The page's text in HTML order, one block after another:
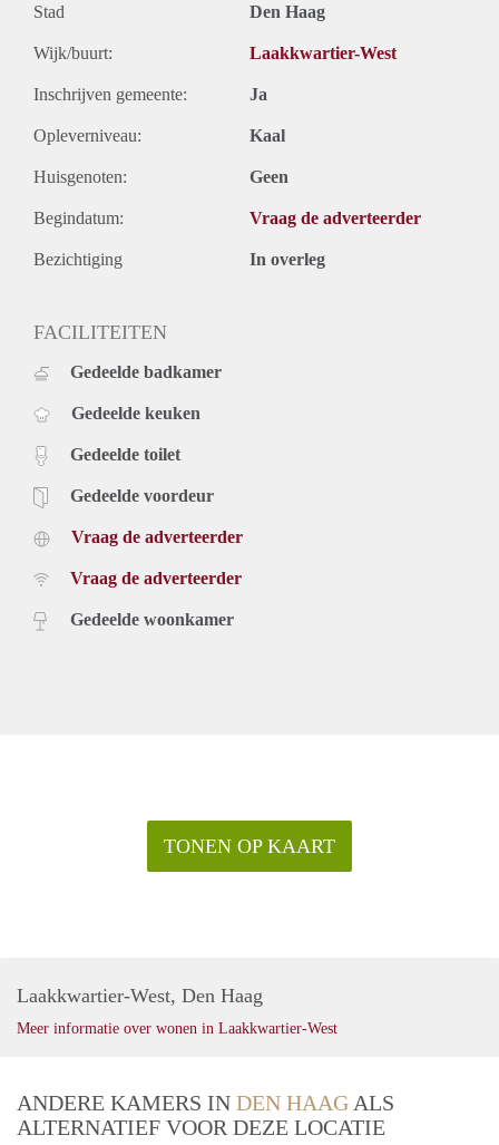
Stad Den Haag
Wijk/buurt: Laakkwartier-West
Inschrijven gemeente: Ja
Opleverniveau: Kaal
Huisgenoten: Geen
Begindatum: Vraag de adverteerder
Bezichtiging In overleg
FACILITEITEN
Gedeelde badkamer
Gedeelde keuken
Gedeelde toilet
Gedeelde voordeur
Vraag de adverteerder
Vraag de adverteerder
Gedeelde woonkamer
TONEN OP KAART
Laakkwartier-West, Den Haag
Meer informatie over wonen in Laakkwartier-West
ANDERE KAMERS IN DEN HAAG ALS
ALTERNATIEF VOOR DEZE LOCATIE